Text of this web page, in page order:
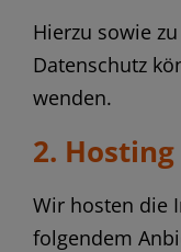
Hierzu sowie
Datenschutz
wenden.
2. Hosting
Wir hosten die
folgendem